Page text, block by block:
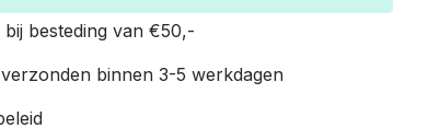
besteding van €50,-
binnen 3-5 werkdagen